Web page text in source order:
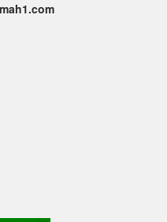
.com